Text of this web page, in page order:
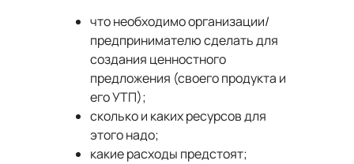
что необходимо организации/
предпринимателю сделать для
создания ценностного
предложения (своего продукта и
его УТП);
сколько и каких ресурсов для
этого надо;
какие расходы предстоят;